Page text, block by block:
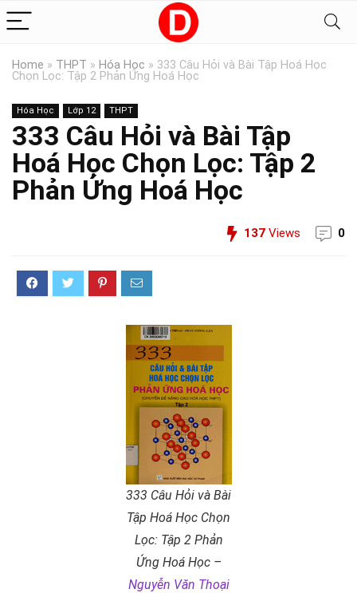
Home » THPT » Hóa Học » 333 Câu Hỏi và Bài Tập Hoá Học
Chọn Lọc: Tập 2 Phản Ứng Hoá Học
Hóa Học Lớp 12 THPT
333 Câu Hỏi và Bài Tập
Hoá Học Chọn Lọc: Tập 2
Phản Ứng Hoá Học
137 Views 0
333 Câu Hỏi và Bài
Tập Hoá Học Chọn
Lọc: Tập 2 Phản
Ứng Hoá Học –
Nguyễn Văn Thoại